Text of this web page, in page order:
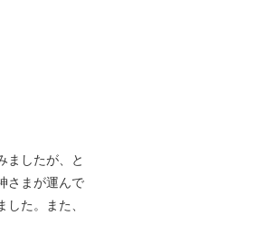
ましたが、と
さまが運んで
た。また、